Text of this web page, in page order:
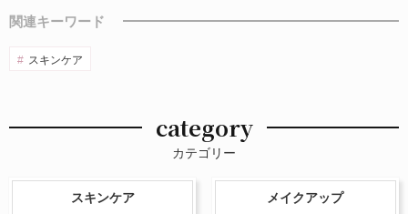
関連キーワード
スキンケア
category
カテゴリー
スキンケア メイクアップ